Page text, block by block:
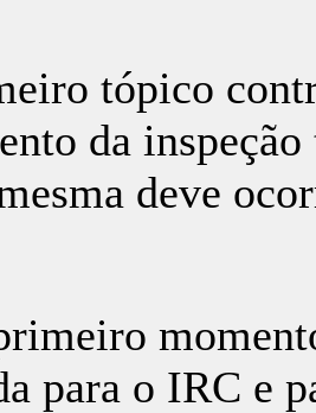
tópico
da
deve
para o IRC e